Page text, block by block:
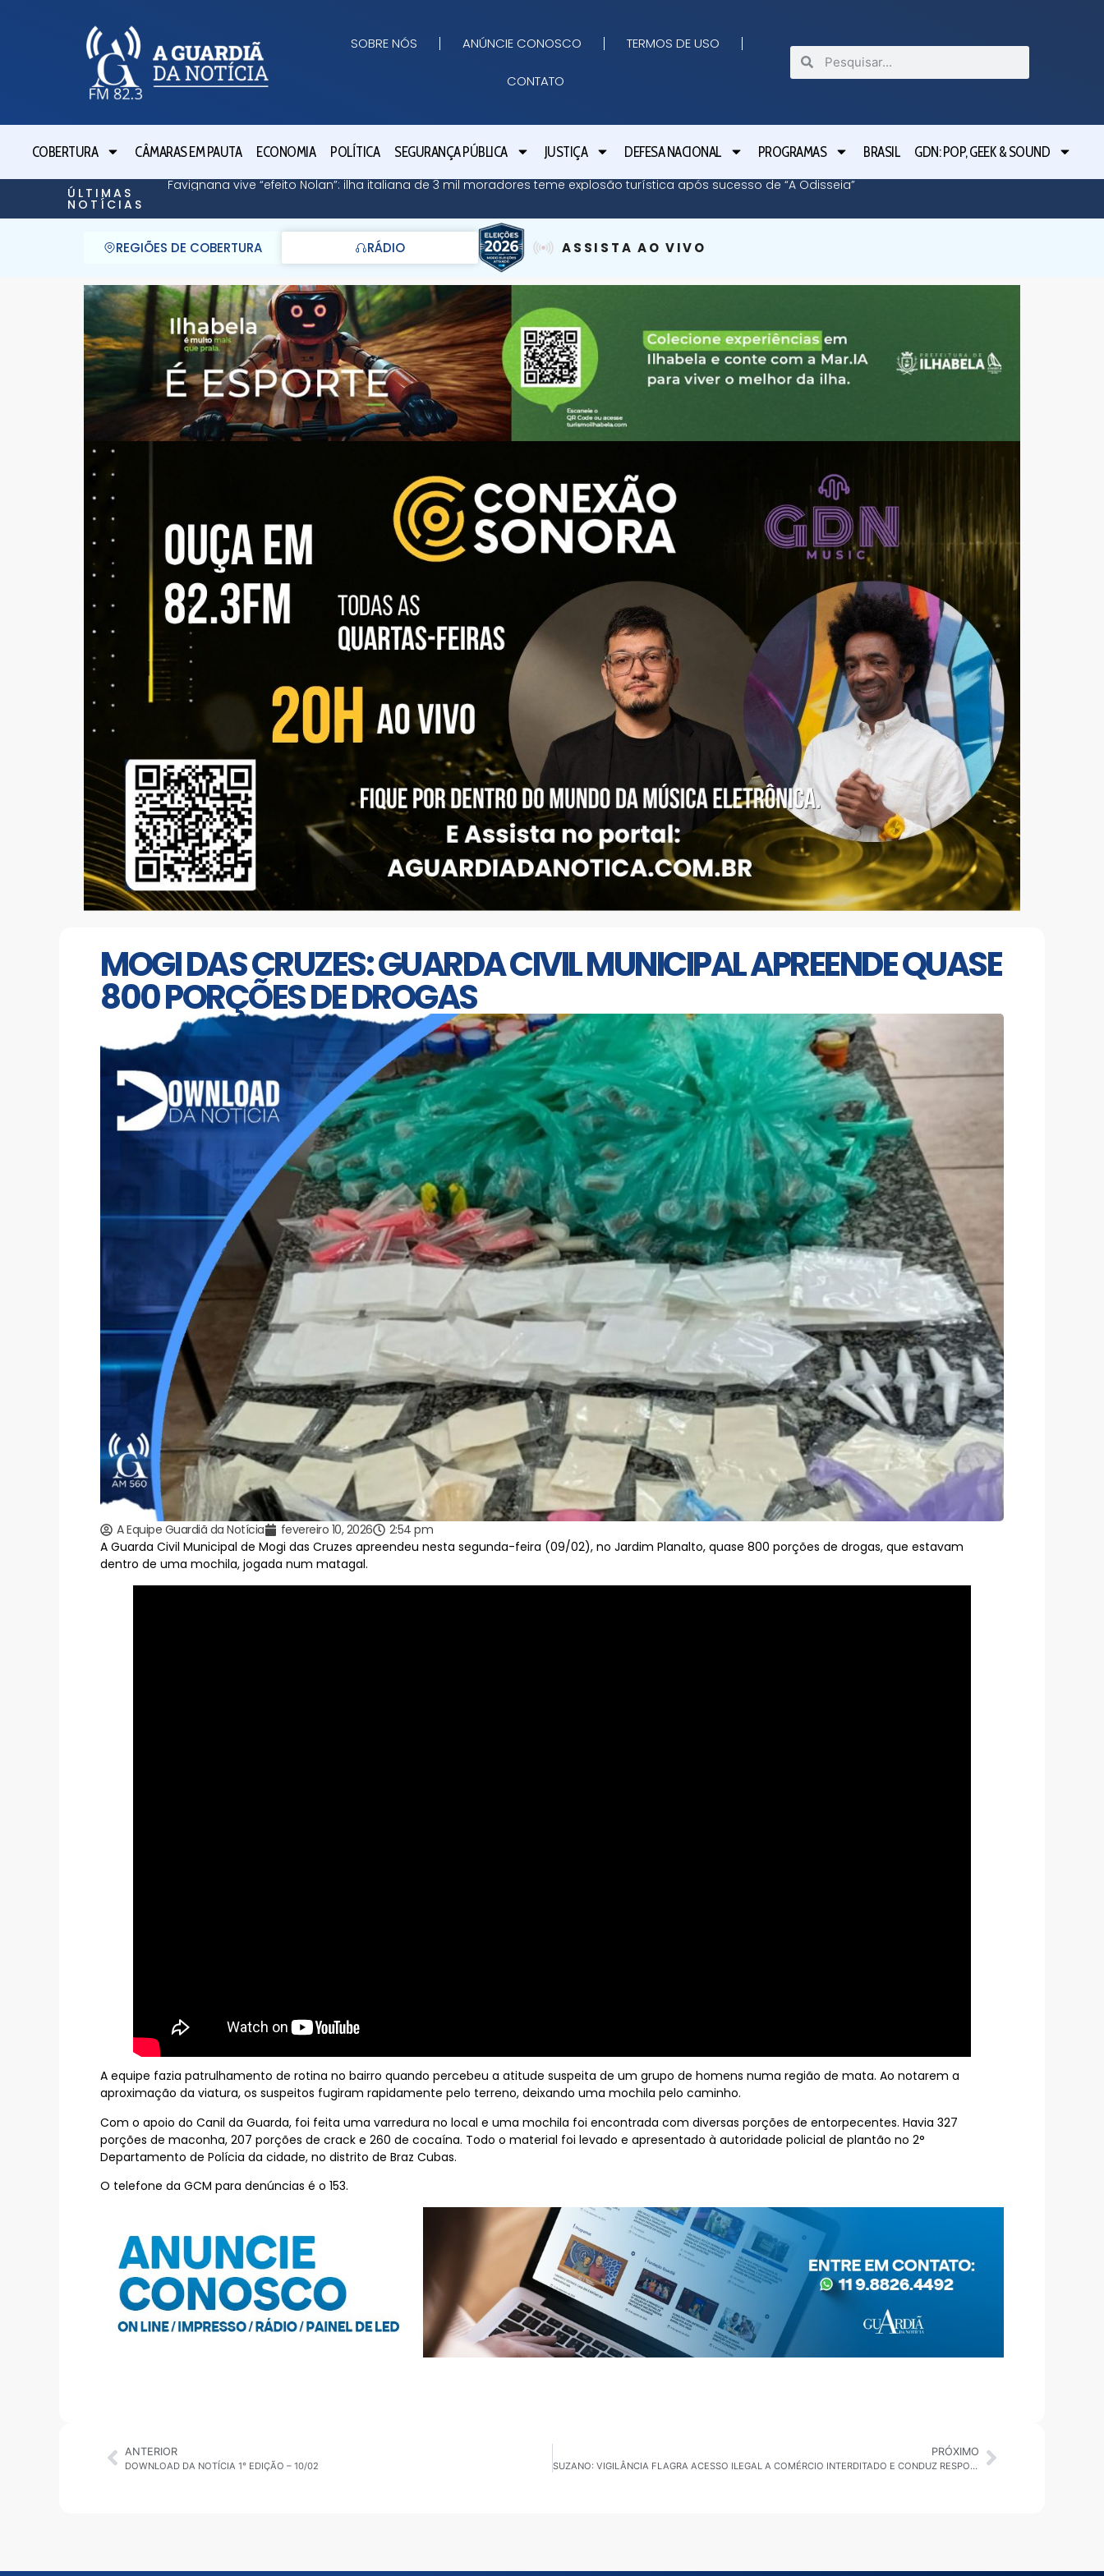
SOBRE NÓS ANÚNCIE CONOSCO TERMOS DE USO
CONTATO
COBERTURA CÂMARAS EM PAUTA ECONOMIA POLÍTICA SEGURANÇA PÚBLICA JUSTIÇA DEFESA NACIONAL PROGRAMAS BRASIL GDN: POP, GEEK & SOUND
ÚLTIMAS
NOTÍCIAS
Favignana vive “efeito Nolan”: ilha italiana de 3 mil moradores teme explosão turística após sucesso de “A Odisseia” Lula
REGIÕES DE COBERTURA RÁDIO ASSISTA AO VIVO
MOGI DAS CRUZES: GUARDA CIVIL MUNICIPAL APREENDE QUASE
800 PORÇÕES DE DROGAS
A Equipe Guardiã da Notícia fevereiro 10, 2026
2:54 pm
A Guarda Civil Municipal de Mogi das Cruzes apreendeu nesta segunda-feira (09/02), no Jardim Planalto, quase 800 porções de drogas, que estavam
dentro de uma mochila, jogada num matagal.
A equipe fazia patrulhamento de rotina no bairro quando percebeu a atitude suspeita de um grupo de homens numa região de mata. Ao notarem a
aproximação da viatura, os suspeitos fugiram rapidamente pelo terreno, deixando uma mochila pelo caminho.
Com o apoio do Canil da Guarda, foi feita uma varredura no local e uma mochila foi encontrada com diversas porções de entorpecentes. Havia 327
porções de maconha, 207 porções de crack e 260 de cocaína. Todo o material foi levado e apresentado à autoridade policial de plantão no 2°
Departamento de Polícia da cidade, no distrito de Braz Cubas.
O telefone da GCM para denúncias é o 153.
ANTERIOR
DOWNLOAD DA NOTÍCIA 1° EDIÇÃO – 10/02
PRÓXIMO
SUZANO: VIGILÂNCIA FLAGRA ACESSO ILEGAL A COMÉRCIO INTERDITADO E CONDUZ RESPONSÁVEL À DELEGACIA